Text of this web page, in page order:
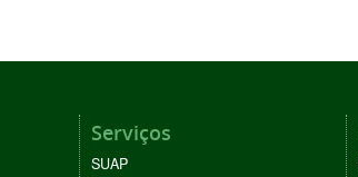
Serviços
SUAP